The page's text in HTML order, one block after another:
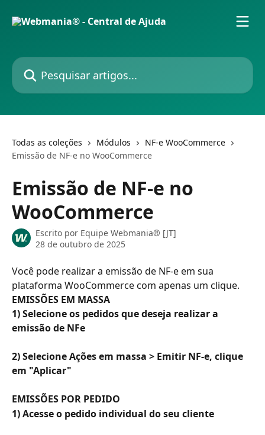
Pesquisar artigos...
Todas as coleções Módulos
NF-e WooCommerce
Emissão de NF-e no WooCommerce
Emissão de NF-e no
WooCommerce
Escrito por Equipe Webmania® [JT]
28 de outubro de 2025
Você pode realizar a emissão de NF-e em sua
plataforma WooCommerce com apenas um clique.
EMISSÕES EM MASSA
1) Selecione os pedidos que deseja realizar a
emissão de NFe
2) Selecione Ações em massa > Emitir NF-e, clique
em "Aplicar"
EMISSÕES POR PEDIDO
1) Acesse o pedido individual do seu cliente